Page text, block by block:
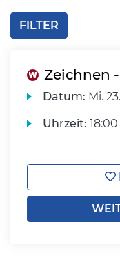
FILTER
Zeichnen
Datum: Mi.
Uhrzeit: 18:00